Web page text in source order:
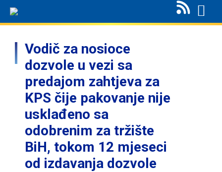
Vodič za nosioce
dozvole u vezi sa
predajom zahtjeva za
KPS čije pakovanje nije
usklađeno sa
odobrenim za tržište
BiH, tokom 12 mjeseci
od izdavanja dozvole